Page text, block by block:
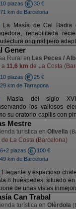
10 plazas
30 €
71 km de Barcelona
La Masía de Cal Badia
rehabilitada
original pero
Gener
Rural en Les Peces /
a 11,6 km de La Costa
10 plazas
25 €
29 km de Tarragona
Masia del siglo XVI
los valiosos
su oratorio-capills con
Mestre
turística en Olivella
de La Costa (Barcelona)
6+2 plazas
100 €
49 km de Barcelona
Elegante y espacioso
8 huéspedes, situado
de unas vistas
Can Trabal
turística en Olèrdola